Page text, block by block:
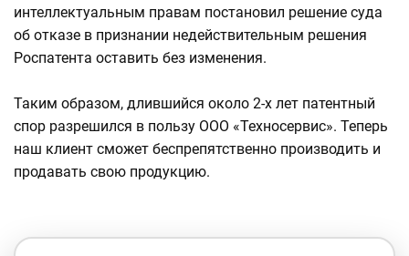
интеллектуальным правам постановил решение суда
об отказе в признании недействительным решения
Роспатента оставить без изменения.
Таким образом, длившийся около 2-х лет патентный
спор разрешился в пользу ООО «Техносервис». Теперь
наш клиент сможет беспрепятственно производить и
продавать свою продукцию.